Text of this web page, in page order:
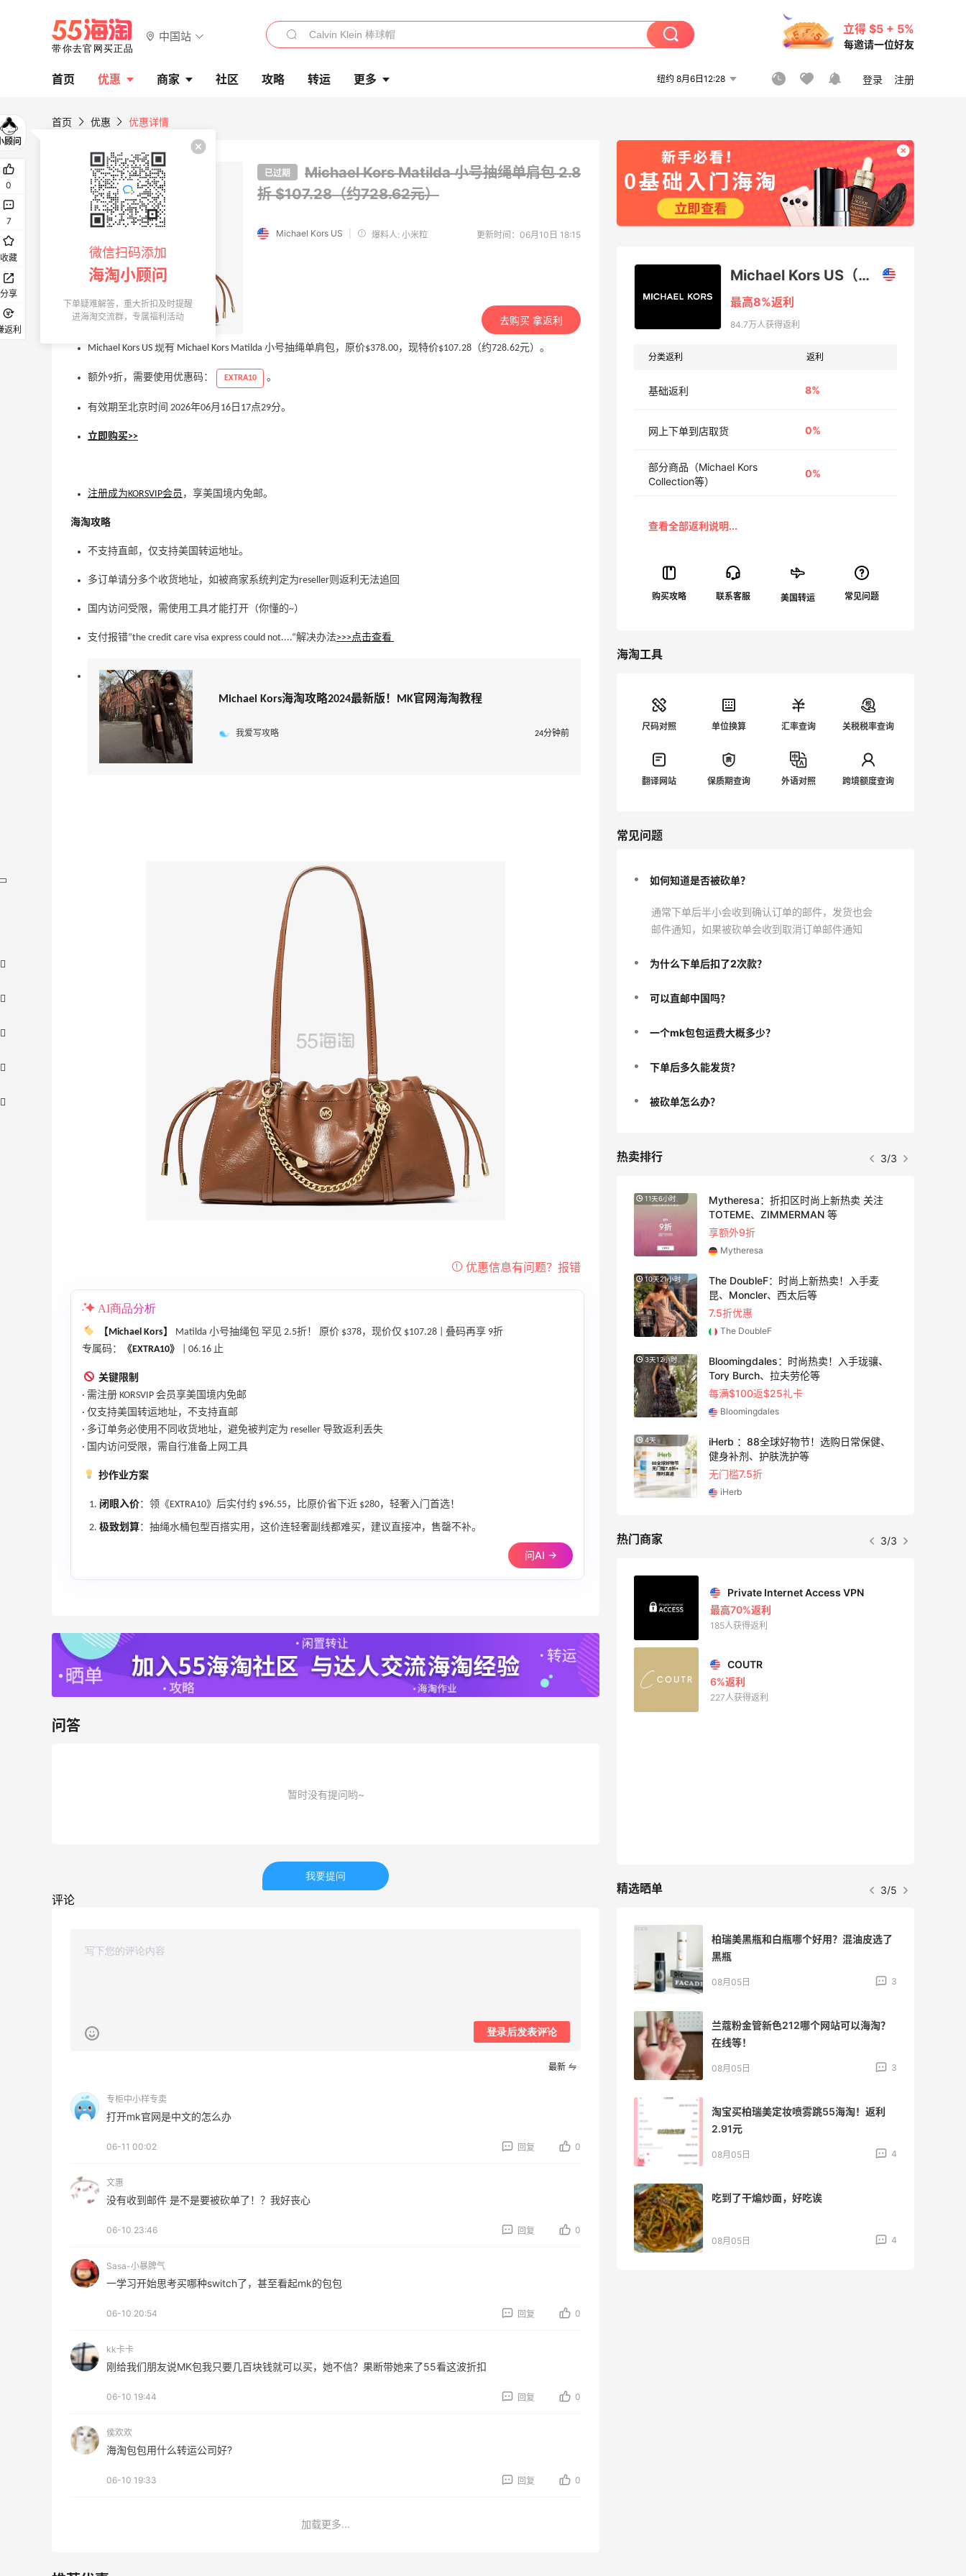
中国站
立得 $5 + 5%
每邀请一位好友
首页 优惠 商家 社区 攻略 转运 更多 纽约 8月6日12:28 登录 注册
首页 优惠 优惠详情
已过期 Michael Kors Matilda 小号抽绳单肩包2.8
折 $107.28（约728.62元）
Michael Kors US 爆料人: 小米粒 更新时间：06月10日 18:15
去购买 拿返利
Michael Kors US 现有 Michael Kors Matilda 小号抽绳单肩包，原价$378.00，现特价$107.28（约728.62元）。
额外9折，需要使用优惠码： EXTRA10 。
有效期至北京时间 2026年06月16日17点29分。
立即购买>>
注册成为KORSVIP会员 ，享美国境内免邮。
海淘攻略
不支持直邮，仅支持美国转运地址。
多订单请分多个收货地址，如被商家系统判定为reseller则返利无法追回
国内访问受限，需使用工具才能打开（你懂的~）
支付报错”the credit care visa express could not....“解决办法>>>点击查看
Michael Kors海淘攻略2024最新版！MK官网海淘教程
我爱写攻略 24分钟前
AI商品分析
【Michael Kors】
Matilda 小号抽绳包 罕见 2.5折！ 原价 $378，现价仅 $107.28 | 叠码再享 9折
专属码：
《EXTRA10》 | 06.16 止
关键限制
· 需注册 KORSVIP 会员享美国境内免邮
· 仅支持美国转运地址，不支持直邮
· 多订单务必使用不同收货地址，避免被判定为 reseller 导致返利丢失
· 国内访问受限，需自行准备上网工具
抄作业方案
闭眼入价：领《EXTRA10》后实付约 $96.55，比原价省下近 $280，轻奢入门首选！
极致划算：抽绳水桶包型百搭实用，这价连轻奢副线都难买，建议直接冲，售罄不补。
问AI →
问答
暂时没有提问哟~
我要提问
评论
登录后发表评论
最新
专柜中小样专卖
打开mk官网是中文的怎么办
06-11 00:02 回复 0
文惠
没有收到邮件 是不是要被砍单了！？我好丧心
06-10 23:46 回复 0
Sasa-小暴脾气
一学习开始思考买哪种switch了，甚至看起mk的包包 ​
06-10 20:54 回复 0
kk卡卡
刚给我们朋友说MK包我只要几百块钱就可以买，她不信？果断带她来了55看这波折扣
06-10 19:44 回复 0
侯欢欢
海淘包包用什么转运公司好?
06-10 19:33 回复 0
加载更多...
Michael Kors US（迈克尔·高司）
最高8%返利
84.7万人获得返利
分类返利 返利
基础返利 8%
网上下单到店取货 0%
部分商品（Michael Kors
Collection等）
0%
美国转运
海淘工具
尺码对照 单位换算 汇率查询 关税税率查询
翻译网站 保质期查询 外语对照 跨境额度查询
常见问题
如何知道是否被砍单？
通常下单后半小会收到确认订单的邮件，发货也会
邮件通知，如果被砍单会收到取消订单邮件通知
为什么下单后扣了2次款？
可以直邮中国吗？
一个mk包包运费大概多少？
下单后多久能发货？
被砍单怎么办？
热卖排行 3/3
adidas HK：精选正价产品促销！入球
满赠正装橘子眼霜+精华唇蜜等好礼
Bobbi Brown
袋、服饰、鞋履等
低至5折
Diesel Europe
Maje US：限时闪促！入手明星同款服饰
精选低至2折
12小时
Sandro us：限时闪促！法式美衣精选
Base Blu
11天6小时
Mytheresa：折扣区时尚上新热卖 关注
TOTEME、ZIMMERMAN 等
享额外9折
Mytheresa
10天21小时
The DoubleF：时尚上新热卖！入手麦
昆、Moncler、西太后等
7.5折优惠
The DoubleF
3天12小时
Bloomingdales：时尚热卖！入手珑骧、
Tory Burch、拉夫劳伦等
每满$100返$25礼卡
Bloomingdales
4天
iHerb ：88全球好物节！选购日常保健、
健身补剂、护肤洗护等
无门槛7.5折
iHerb
热门商家 3/3
Biōkreativ
30%返利
54人获得返利
Belly Bandit
4%返利
42人获得返利
Private Internet Access VPN
最高70%返利
185人获得返利
COUTR
6%返利
227人获得返利
精选晒单 3/5
碳水快乐｜童年回忆李先生牛肉面🍜
户外运动防-晒｜蜜丝婷开挂摇摇乐实测
FWRD黑五2026海淘奢侈品折扣力度大
柏瑞美黑瓶和白瓶哪个好用？混油皮选了
黑瓶
08月05日 3
兰蔻粉金管新色212哪个网站可以海淘？
在线等！
08月05日 3
淘宝买柏瑞美定妆喷雾跳55海淘！返利
2.91元
08月05日 4
吃到了干煸炒面，好吃诶
08月05日 4
0
7
收藏
分享
返利
微信扫码添加
海淘小顾问
下单疑难解答，重大折扣及时提醒
进海淘交流群，专属福利活动